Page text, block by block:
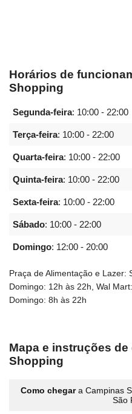
Horários de
Shopping
Segunda-feira: 10:00 - 22:00
Terça-feira: 10:00 - 22:00
Quarta-feira: 10:00 - 22:00
Quinta-feira: 10:00 - 22:00
Sexta-feira: 10:00 - 22:00
Sábado: 10:00 - 22:00
Domingo: 12:00 - 20:00
Praça de Alimentação e Lazer:
Domingo: 12h às 22h, Wal
Domingo: 8h às 22h
Mapa e instruções
Shopping
Como chegara Campinas
São